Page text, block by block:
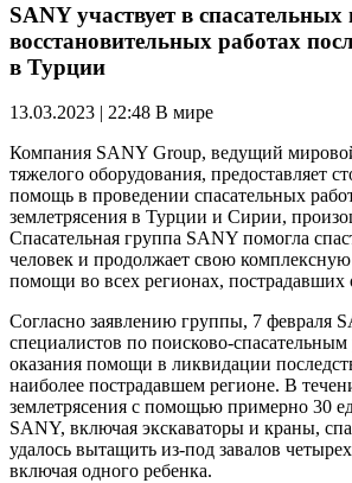
SANY участвует в спасательных
восстановительных работах
в Турции
13.03.2023 | 22:48 В мире
Компания SANY Group, ведущий
тяжелого оборудования, предоставляет
помощь в проведении спасательных
землетрясения в Турции и Сирии,
Спасательная группа SANY помогла
человек и продолжает свою
помощи во всех регионах, пострадавших
Согласно заявлению группы, 7 февраля
специалистов по поисково-спасательным
оказания помощи в ликвидации
наиболее пострадавшем регионе. В
землетрясения с помощью примерно 30
SANY, включая экскаваторы и краны,
удалось вытащить из-под завалов
включая одного ребенка.